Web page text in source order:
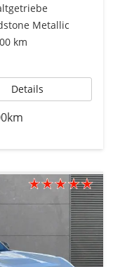
Metallic
km
Details